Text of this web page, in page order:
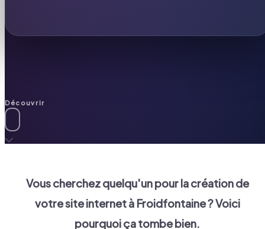
Découvrir
Vous cherchez quelqu'un pour la création de
votre site internet à Froidfontaine? Voici
pourquoi ça tombe bien.